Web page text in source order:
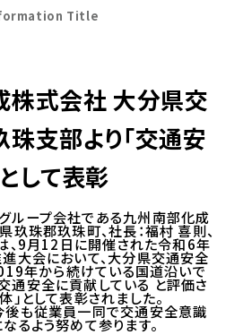
Title
株式会社 大分県交
支部より「交通安
して表彰
ループ会社である九州南部化成
玖珠郡玖珠町、社長：福村 喜則、
、9月12日に開催された令和6年
大会において、大分県交通安全
年から続けている国道沿いで
通安全に貢献している と評価さ
」として表彰されました。
後も従業員一同で交通安全意識
るよう努めて参ります。